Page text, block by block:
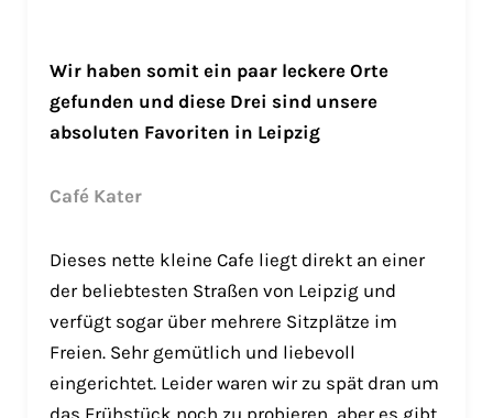
Wir haben somit ein paar leckere Orte
gefunden und diese Drei sind unsere
absoluten Favoriten in Leipzig
Café Kater
Dieses nette kleine Cafe liegt direkt an einer
der beliebtesten Straßen von Leipzig und
verfügt sogar über mehrere Sitzplätze im
Freien. Sehr gemütlich und liebevoll
eingerichtet. Leider waren wir zu spät dran um
das Frühstück noch zu probieren, aber es gibt